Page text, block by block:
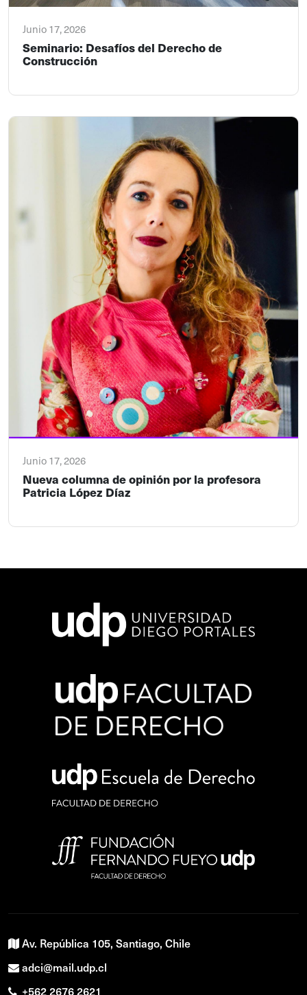
Junio 17, 2026
Seminario: Desafíos del Derecho de
Construcción
Junio 17, 2026
Nueva columna de opinión por la profesora
Patricia López Díaz
Av. República 105, Santiago, Chile
adci@mail.udp.cl
+562 2676 2621